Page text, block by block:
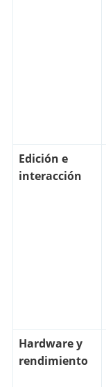
Edición e
interacción
Hardware y
rendimiento